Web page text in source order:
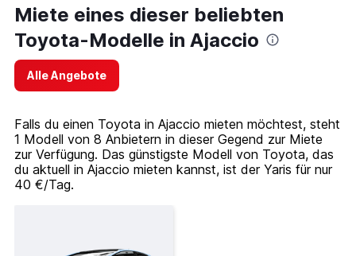
Miete eines dieser beliebten
Toyota-Modelle in Ajaccio
Alle Angebote
Falls du einen Toyota in Ajaccio mieten möchtest, steht
1 Modell von 8 Anbietern in dieser Gegend zur Miete
zur Verfügung. Das günstigste Modell von Toyota, das
du aktuell in Ajaccio mieten kannst, ist der Yaris für nur
40 €/Tag.